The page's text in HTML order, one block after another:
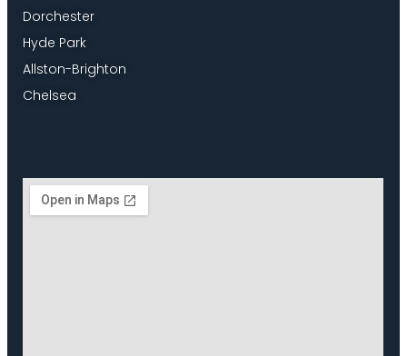
Dorchester
Hyde Park
Allston-Brighton
Chelsea